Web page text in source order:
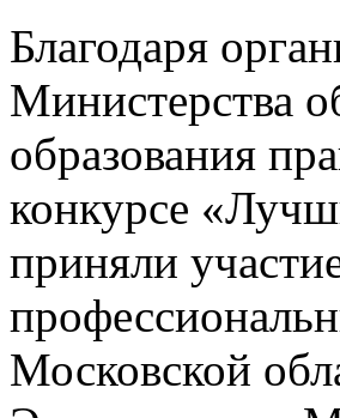
Благодаря
Министерства
образования
конкурсе
приняли
Московской